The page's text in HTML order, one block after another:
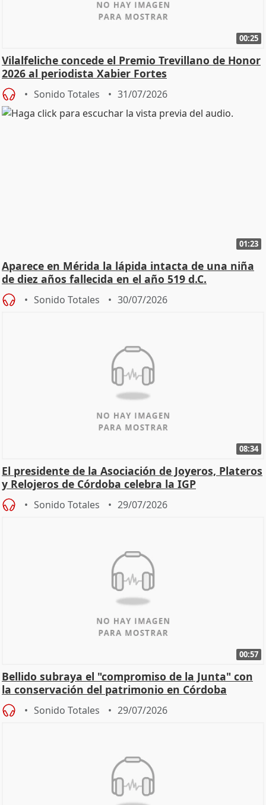
00:25
Vilalfeliche concede el Premio Trevillano de Honor
2026 al periodista Xabier Fortes
Sonido Totales 31/07/2026
01:23
Aparece en Mérida la lápida intacta de una niña
de diez años fallecida en el año 519 d.C.
Sonido Totales 30/07/2026
08:34
El presidente de la Asociación de Joyeros, Plateros
y Relojeros de Córdoba celebra la IGP
Sonido Totales 29/07/2026
00:57
Bellido subraya el "compromiso de la Junta" con
la conservación del patrimonio en Córdoba
Sonido Totales 29/07/2026